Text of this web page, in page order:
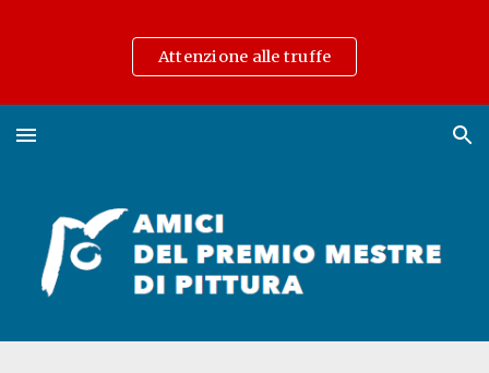
Skip to main content
Skip to navigation
Attenzione alle truffe